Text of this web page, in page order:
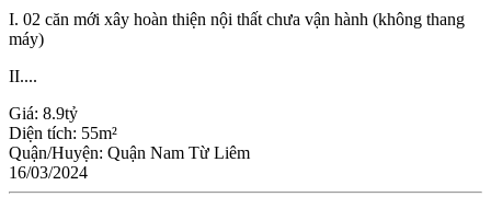
I. 02 căn mới xây hoàn thiện nội thất chưa vận hành (không thang
máy)
II....
Giá: 8.9tỷ
Diện tích: 55m²
Quận/Huyện: Quận Nam Từ Liêm
16/03/2024